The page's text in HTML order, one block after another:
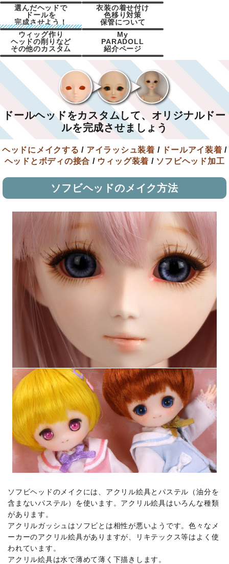
パラボックスのカス
タムドールについて
PARADOLLの特徴(素
材やバリエーション)
PARADOLLの販売に
ついて
作りたいドール・キ
ャラクターを選ぶ
ボディサイズを選ぶ
ヘッド/ボディの組み
合わせサンプル
ヘッド/ボディの接合
方法
選んだヘッドで
ドールを
完成させよう！
1.ヘッドにメイクす
る
2.アイラッシュを装
着しよう
3.ヘッドにアイを装
着する
4.ヘッドとボディを
接合する
5.ウィッグを装着す
る
ベースドールの完
成！
その他・ヘッドの加
工など
衣装の着せ付け
色移り対策
保管について
簡単な衣装の着せ方
ソフビボディ・ヘッ
ドの色移り
ドールの保管方法
ウィッグ作り
ヘッドの削りなど
その他のカスタム
デカールの貼り方
植毛/ウィッグ作り/お
湯パーマなど
ヘッドカスタム(目穴
開けや削り)
My
PARADOLL
紹介ページ
ドールフォトボック
ス
ドールコンテスト(初
回～31回まで)
ユーザーズ・ドール
ドールヘッドをカスタムして、オリジナルドー
ルを完成させましょう
ヘッドにメイクする / アイラッシュ装着 / ドールアイ装着 /
ヘッドとボディの接合 / ウィッグ装着 / ソフビヘッド加工
ソフビヘッドのメイク方法
ソフビヘッドのメイクには、アクリル絵具とパステル（油分を
含まないパステル）を使います。アクリル絵具はいろんな種類
があります。
アクリルガッシュはソフビとは相性が悪いようです。色々なメ
ーカーのアクリル絵具がありますが、リキテックス等はよく使
われています。
アクリル絵具は水で薄めて薄く下描きします。